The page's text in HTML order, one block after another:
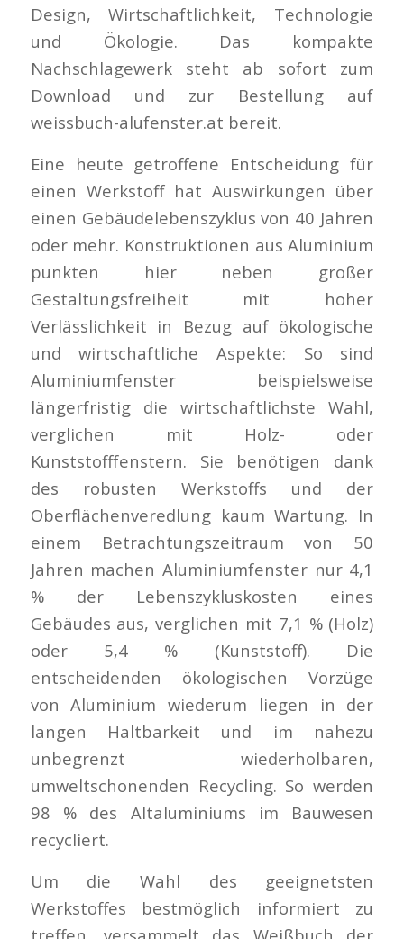
Design, Wirtschaftlichkeit, Technologie
und Ökologie. Das kompakte
Nachschlagewerk steht ab sofort zum
Download und zur Bestellung auf
weissbuch-alufenster.at bereit.
Eine heute getroffene Entscheidung für
einen Werkstoff hat Auswirkungen über
einen Gebäudelebenszyklus von 40 Jahren
oder mehr. Konstruktionen aus Aluminium
punkten hier neben großer
Gestaltungsfreiheit mit hoher
Verlässlichkeit in Bezug auf ökologische
und wirtschaftliche Aspekte: So sind
Aluminiumfenster beispielsweise
längerfristig die wirtschaftlichste Wahl,
verglichen mit Holz- oder
Kunststofffenstern. Sie benötigen dank
des robusten Werkstoffs und der
Oberflächenveredlung kaum Wartung. In
einem Betrachtungszeitraum von 50
Jahren machen Aluminiumfenster nur 4,1
% der Lebenszykluskosten eines
Gebäudes aus, verglichen mit 7,1 % (Holz)
oder 5,4 % (Kunststoff). Die
entscheidenden ökologischen Vorzüge
von Aluminium wiederum liegen in der
langen Haltbarkeit und im nahezu
unbegrenzt wiederholbaren,
umweltschonenden Recycling. So werden
98 % des Altaluminiums im Bauwesen
recycliert.
Um die Wahl des geeignetsten
Werkstoffes bestmöglich informiert zu
treffen, versammelt das Weißbuch der